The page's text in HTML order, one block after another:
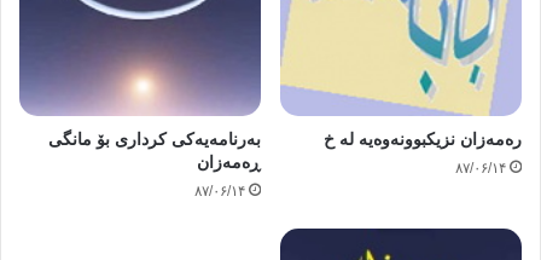
مەترسە … نائومێد مەبە ، پێش هەموو شتێک ڕەحمەتی خوای گەوەرە هەمیشە
ئامادەیە وە ره‌مه‌زانیش بە ڕێوەیە ئەو کات ڕەحمەتی خوا گەورەتر و زۆرتر و
جوانترە…
بیر لەو تاوانانە بکەرەوە کە شەیتان یارمەتی دەرتە بۆیان هەرچەندە خۆت پێت
یان ئەو ئاکارانەی کە لە خودت دا بونیان هەیە .. تۆ کەسێکی بە تەماعی …
کەللەڕەقی… گاڵتەکردنت پێ خۆشە وگوێڕایەڵی ده‌کەی بۆ سەرپێچی فه‌رمانی
سەیری هاوڕێکانت بکە ، ئایا هاوڕێی خراپ ، ئایا هەمان کارەکانی ئەوان
دەکەیتەوە ؟ ناتوانی دەستبەرداریان بیت؟
ره‌مه‌زان نزیكبوونه‌وه‌یه‌ له خ
۸۷/۰۶/۱۴
بەرنامەیەکی کرداری بۆ مانگی
ڕەمەزان
۸۷/۰۶/۱۴